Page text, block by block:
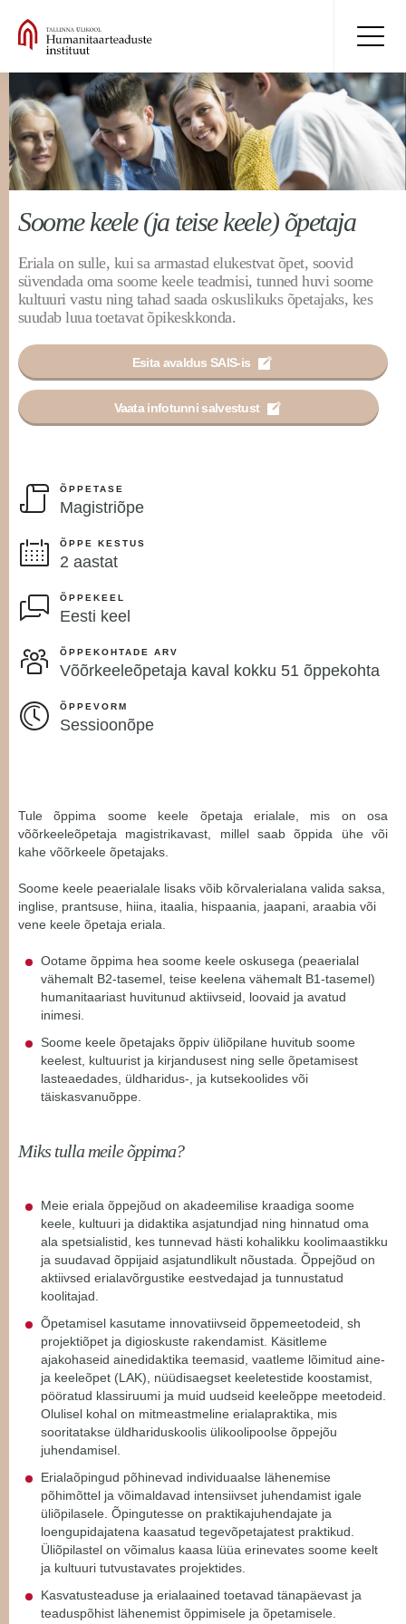
Soome keele (ja teise keele) õpetaja
Eriala on sulle, kui sa armastad elukestvat õpet, soovid
süvendada oma soome keele teadmisi, tunned huvi soome
kultuuri vastu ning tahad saada oskuslikuks õpetajaks, kes
suudab luua toetavat õpikeskkonda.
Esita avaldus SAIS-is
Vaata infotunni salvestust
ÕPPETASE
Magistriõpe
ÕPPE KESTUS
2 aastat
ÕPPEKEEL
Eesti keel
ÕPPEKOHTADE ARV
Võõrkeeleõpetaja kaval kokku 51 õppekohta
ÕPPEVORM
Sessioonõpe
Tule õppima soome keele õpetaja erialale, mis on osa
võõrkeeleõpetaja magistrikavast, millel saab õppida ühe või
kahe võõrkeele õpetajaks.
Soome keele peaerialale lisaks võib kõrvalerialana valida saksa,
inglise, prantsuse, hiina, itaalia, hispaania, jaapani, araabia või
vene keele õpetaja eriala.
Ootame õppima hea soome keele oskusega (peaerialal
vähemalt B2-tasemel, teise keelena vähemalt B1-tasemel)
humanitaariast huvitunud aktiivseid, loovaid ja avatud
inimesi.
Soome keele õpetajaks õppiv üliõpilane huvitub soome
keelest, kultuurist ja kirjandusest ning selle õpetamisest
lasteaedades, üldharidus-, ja kutsekoolides või
täiskasvanuõppe.
Miks tulla meile õppima?
Meie eriala õppejõud on akadeemilise kraadiga soome
keele, kultuuri ja didaktika asjatundjad ning hinnatud oma
ala spetsialistid, kes tunnevad hästi kohalikku koolimaastikku
ja suudavad õppijaid asjatundlikult nõustada. Õppejõud on
aktiivsed erialavõrgustike eestvedajad ja tunnustatud
koolitajad.
Õpetamisel kasutame innovatiivseid õppemeetodeid, sh
projektiõpet ja digioskuste rakendamist. Käsitleme
ajakohaseid ainedidaktika teemasid, vaatleme lõimitud aine-
ja keeleõpet (LAK), nüüdisaegset keeletestide koostamist,
pööratud klassiruumi ja muid uudseid keeleõppe meetodeid.
Olulisel kohal on mitmeastmeline erialapraktika, mis
sooritatakse üldhariduskoolis ülikoolipoolse õppejõu
juhendamisel.
Erialaõpingud põhinevad individuaalse lähenemise
põhimõttel ja võimaldavad intensiivset juhendamist igale
üliõpilasele. Õpingutesse on praktikajuhendajate ja
loengupidajatena kaasatud tegevõpetajatest praktikud.
Üliõpilastel on võimalus kaasa lüüa erinevates soome keelt
ja kultuuri tutvustavates projektides.
Kasvatusteaduse ja erialaained toetavad tänapäevast ja
teaduspõhist lähenemist õppimisele ja õpetamisele.